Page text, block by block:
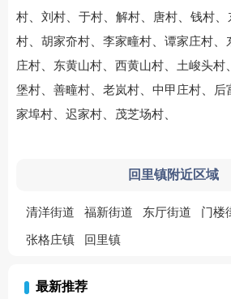
村
刘村 于村 解村 唐村 钱村
村
胡家夼村 李家疃村 谭家庄村
庄村
东黄山村 西黄山村 土峻头村
堡村
善疃村 老岚村 中甲庄村 后
家埠村
迟家村 茂芝场村
回里镇附近区域
清洋街道 福新街道 东厅街道 门楼
张格庄镇 回里镇
最新推荐